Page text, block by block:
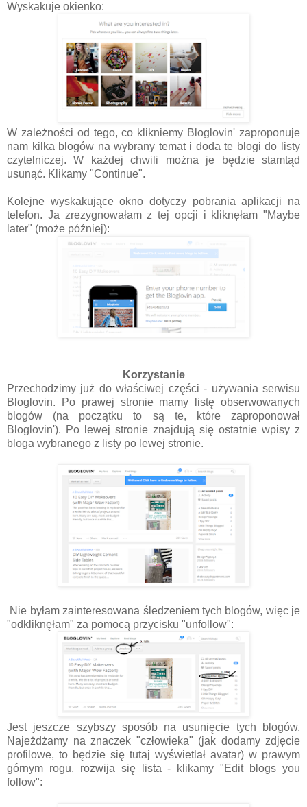
Wyskakuje okienko:
W zależności od tego, co klikniemy Bloglovin' zaproponuje
nam kilka blogów na wybrany temat i doda te blogi do listy
czytelniczej. W każdej chwili można je będzie stamtąd
usunąć. Klikamy "Continue".
Kolejne wyskakujące okno dotyczy pobrania aplikacji na
telefon. Ja zrezygnowałam z tej opcji i kliknęłam "Maybe
later" (może później):
Korzystanie
Przechodzimy już do właściwej części - używania serwisu
Bloglovin. Po prawej stronie mamy listę obserwowanych
blogów (na początku to są te, które zaproponował
Bloglovin'). Po lewej stronie znajdują się ostatnie wpisy z
bloga wybranego z listy po lewej stronie.
Nie byłam zainteresowana śledzeniem tych blogów, więc je
"odkliknęłam" za pomocą przycisku "unfollow":
Jest jeszcze szybszy sposób na usunięcie tych blogów.
Najeżdżamy na znaczek "człowieka" (jak dodamy zdjęcie
profilowe, to będzie się tutaj wyświetlał avatar) w prawym
górnym rogu, rozwija się lista - klikamy "Edit blogs you
follow":